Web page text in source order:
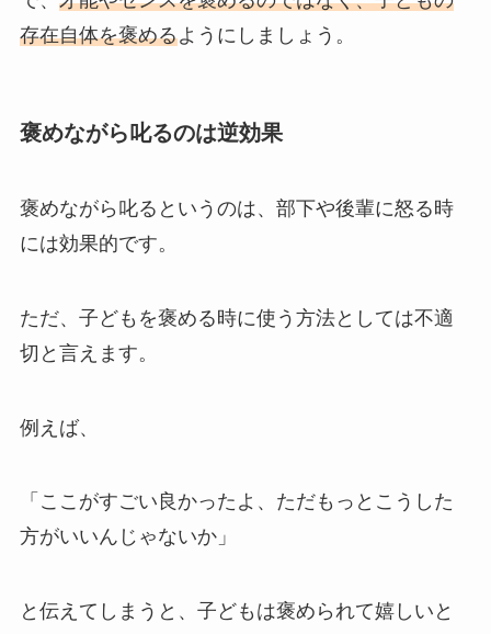
存在自体を褒めるようにしましょう。
褒めながら叱るのは逆効果
褒めながら叱るというのは、部下や後輩に怒る時
には効果的です。
ただ、子どもを褒める時に使う方法としては不適
切と言えます。
例えば、
「ここがすごい良かったよ、ただもっとこうした
方がいいんじゃないか」
と伝えてしまうと、子どもは褒められて嬉しいと